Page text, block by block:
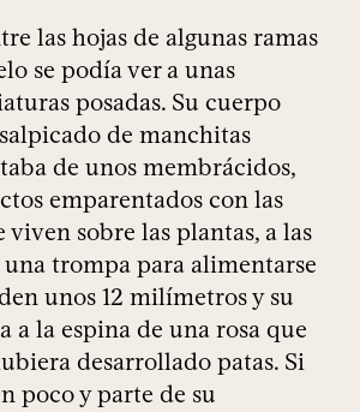
las hojas de algunas ramas
se podía ver a unas
posadas. Su cuerpo
de manchitas
de unos membrácidos,
emparentados con las
sobre las plantas, a las
trompa para alimentarse
unos 12 milímetros y su
a la espina de una rosa que
desarrollado patas. Si
poco y parte de su